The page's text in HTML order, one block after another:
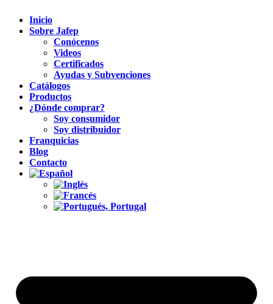
Inicio
Sobre Jafep
Conócenos
Videos
Certificados
Ayudas y Subvenciones
Catálogos
Productos
¿Dónde comprar?
Soy consumidor
Soy distribuidor
Franquicias
Blog
Contacto